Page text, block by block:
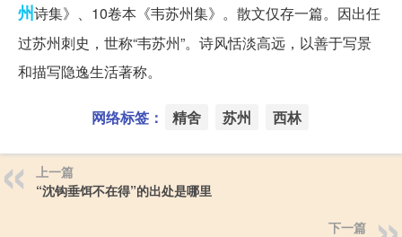
州诗集》、10卷本《韦苏州集》。散文仅存一篇。因出任
过苏州刺史，世称“韦苏州”。诗风恬淡高远，以善于写景
和描写隐逸生活著称。
网络标签： 精舍 苏州 西林
上一篇
“沈钩垂饵不在得”的出处是哪里
下一篇